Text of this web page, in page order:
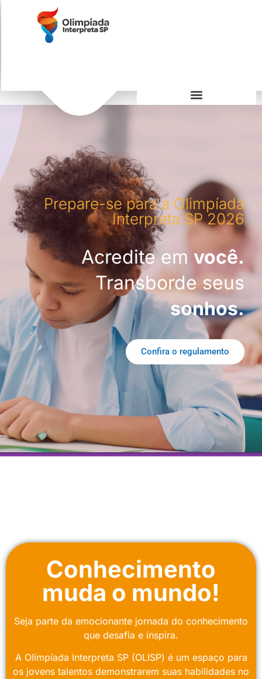
Prepare-se para a Olimpíada
Interpreta SP 2026
Acredite em você.
Transborde seus
sonhos.
Confira o regulamento
Conhecimento
muda o mundo!
Seja parte da emocionante jornada do conhecimento
que desafia e inspira.
A Olimpíada Interpreta SP (OLISP) é um espaço para
os jovens talentos demonstrarem suas habilidades no